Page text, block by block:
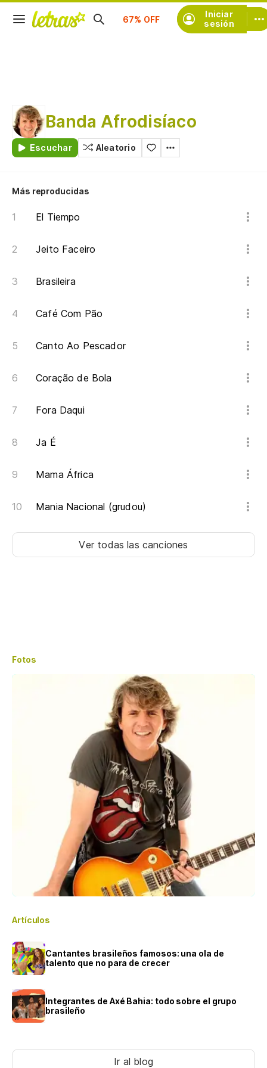
Iniciar
sesión
Suscríbete
Banda Afrodisíaco
Escuchar Aleatorio
Más reproducidas
El Tiempo
Jeito Faceiro
Brasileira
Café Com Pão
Canto Ao Pescador
Coração de Bola
Fora Daqui
Ja É
Mama África
Mania Nacional (grudou)
Ver todas las canciones
Fotos
Artículos
Cantantes brasileños famosos: una ola de
talento que no para de crecer
Integrantes de Axé Bahia: todo sobre el grupo
brasileño
Ir al blog